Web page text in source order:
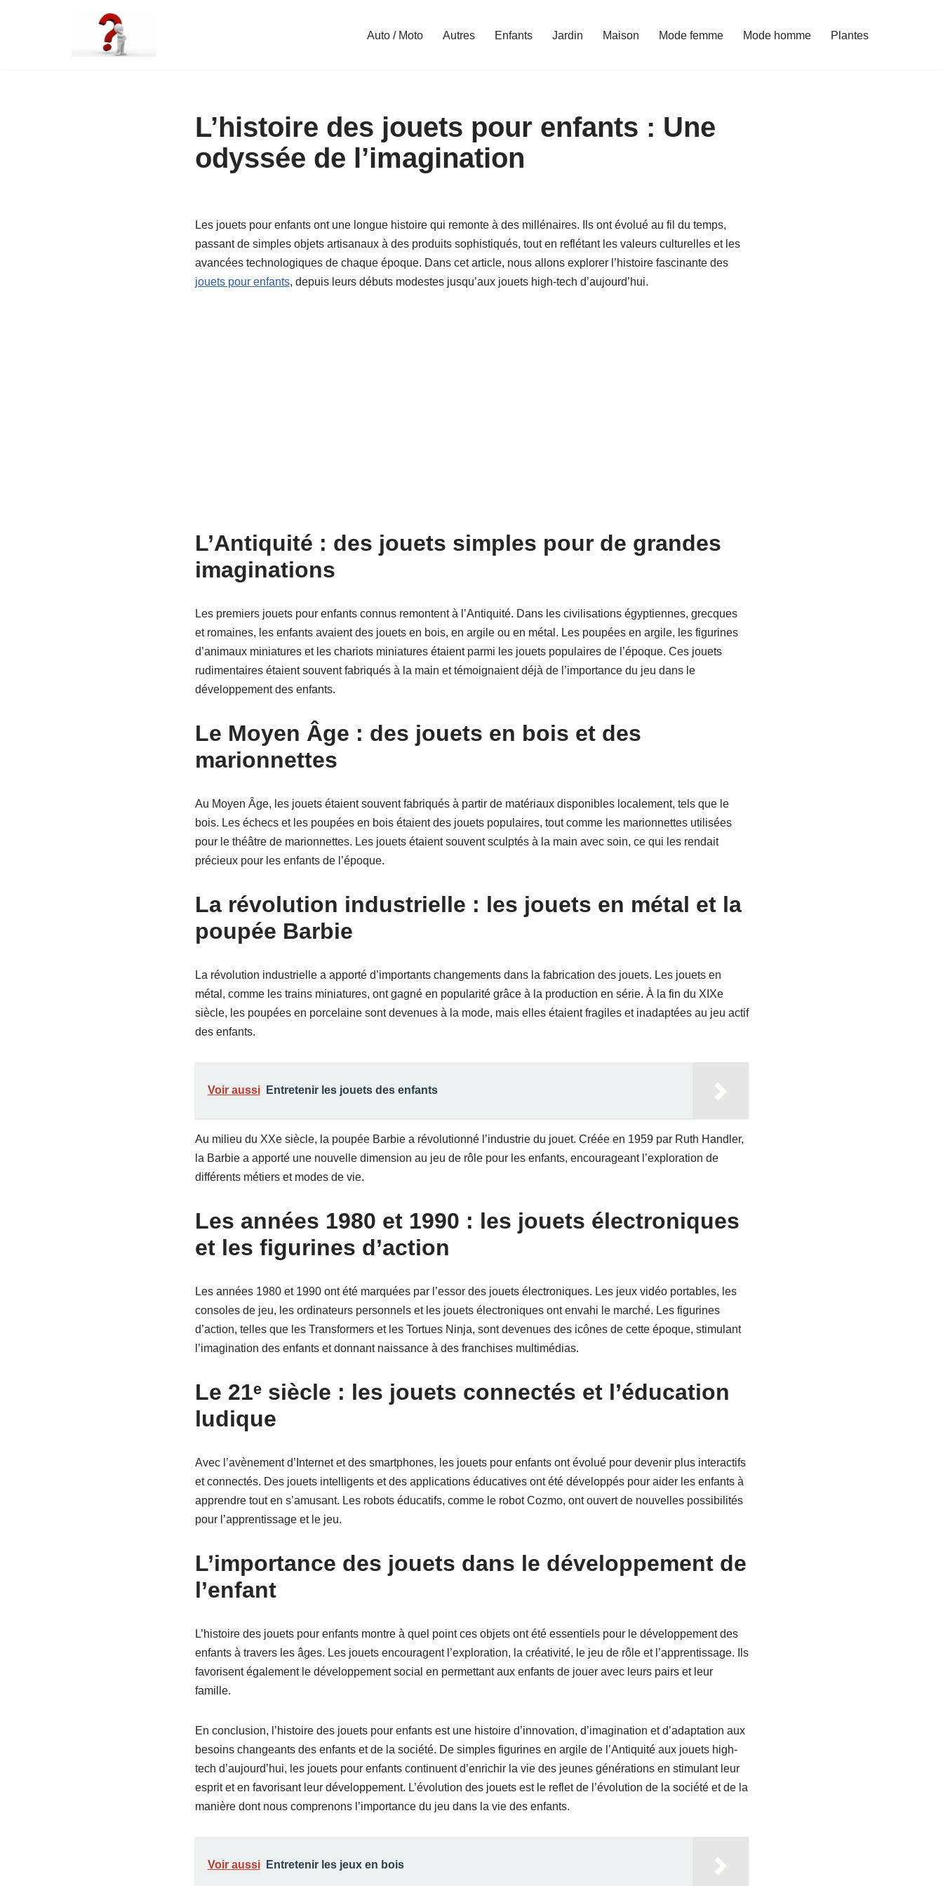
Auto / Moto Autres Enfants Jardin Maison Mode femme Mode homme Plantes
L’histoire des jouets pour enfants : Une
odyssée de l’imagination
Les jouets pour enfants ont une longue histoire qui remonte à des millénaires. Ils ont évolué au fil du temps,
passant de simples objets artisanaux à des produits sophistiqués, tout en reflétant les valeurs culturelles et les
avancées technologiques de chaque époque. Dans cet article, nous allons explorer l’histoire fascinante des
jouets pour enfants, depuis leurs débuts modestes jusqu’aux jouets high-tech d’aujourd’hui.
L’Antiquité : des jouets simples pour de grandes
imaginations
Les premiers jouets pour enfants connus remontent à l’Antiquité. Dans les civilisations égyptiennes, grecques
et romaines, les enfants avaient des jouets en bois, en argile ou en métal. Les poupées en argile, les figurines
d’animaux miniatures et les chariots miniatures étaient parmi les jouets populaires de l’époque. Ces jouets
rudimentaires étaient souvent fabriqués à la main et témoignaient déjà de l’importance du jeu dans le
développement des enfants.
Le Moyen Âge : des jouets en bois et des
marionnettes
Au Moyen Âge, les jouets étaient souvent fabriqués à partir de matériaux disponibles localement, tels que le
bois. Les échecs et les poupées en bois étaient des jouets populaires, tout comme les marionnettes utilisées
pour le théâtre de marionnettes. Les jouets étaient souvent sculptés à la main avec soin, ce qui les rendait
précieux pour les enfants de l’époque.
La révolution industrielle : les jouets en métal et la
poupée Barbie
La révolution industrielle a apporté d’importants changements dans la fabrication des jouets. Les jouets en
métal, comme les trains miniatures, ont gagné en popularité grâce à la production en série. À la fin du XIXe
siècle, les poupées en porcelaine sont devenues à la mode, mais elles étaient fragiles et inadaptées au jeu actif
des enfants.
Voir aussi Entretenir les jouets des enfants
Au milieu du XXe siècle, la poupée Barbie a révolutionné l’industrie du jouet. Créée en 1959 par Ruth Handler,
la Barbie a apporté une nouvelle dimension au jeu de rôle pour les enfants, encourageant l’exploration de
différents métiers et modes de vie.
Les années 1980 et 1990 : les jouets électroniques
et les figurines d’action
Les années 1980 et 1990 ont été marquées par l’essor des jouets électroniques. Les jeux vidéo portables, les
consoles de jeu, les ordinateurs personnels et les jouets électroniques ont envahi le marché. Les figurines
d’action, telles que les Transformers et les Tortues Ninja, sont devenues des icônes de cette époque, stimulant
l’imagination des enfants et donnant naissance à des franchises multimédias.
Le 21ᵉ siècle : les jouets connectés et l’éducation
ludique
Avec l’avènement d’Internet et des smartphones, les jouets pour enfants ont évolué pour devenir plus interactifs
et connectés. Des jouets intelligents et des applications éducatives ont été développés pour aider les enfants à
apprendre tout en s’amusant. Les robots éducatifs, comme le robot Cozmo, ont ouvert de nouvelles possibilités
pour l’apprentissage et le jeu.
L’importance des jouets dans le développement de
l’enfant
L’histoire des jouets pour enfants montre à quel point ces objets ont été essentiels pour le développement des
enfants à travers les âges. Les jouets encouragent l’exploration, la créativité, le jeu de rôle et l’apprentissage. Ils
favorisent également le développement social en permettant aux enfants de jouer avec leurs pairs et leur
famille.
En conclusion, l’histoire des jouets pour enfants est une histoire d’innovation, d’imagination et d’adaptation aux
besoins changeants des enfants et de la société. De simples figurines en argile de l’Antiquité aux jouets high-
tech d’aujourd’hui, les jouets pour enfants continuent d’enrichir la vie des jeunes générations en stimulant leur
esprit et en favorisant leur développement. L’évolution des jouets est le reflet de l’évolution de la société et de la
manière dont nous comprenons l’importance du jeu dans la vie des enfants.
Voir aussi Entretenir les jeux en bois